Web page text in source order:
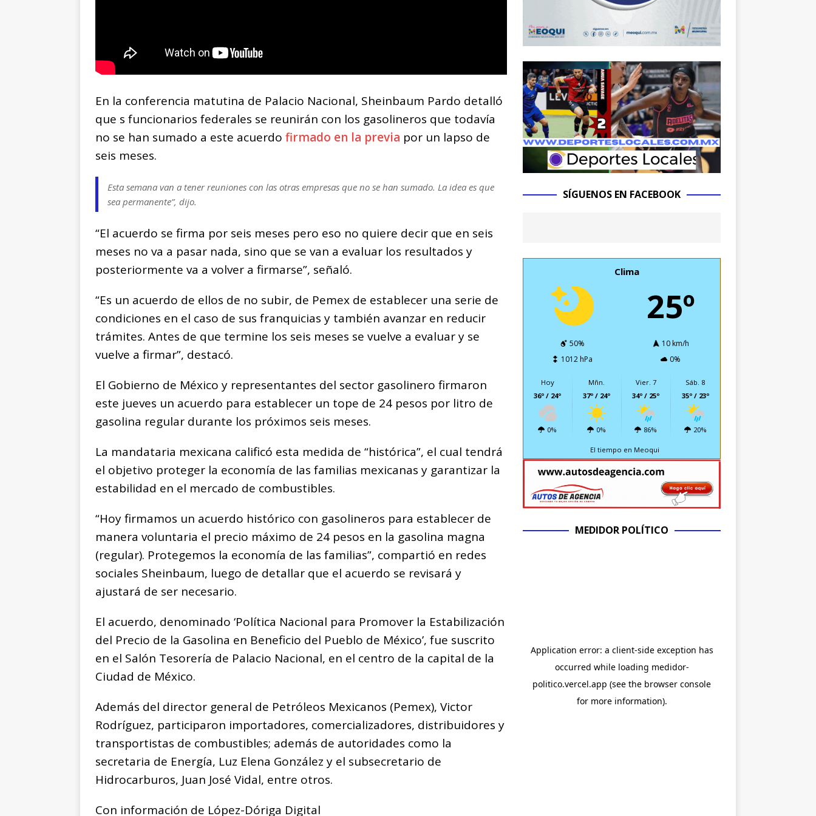
En la conferencia matutina de Palacio Nacional, Sheinbaum Pardo detalló
que s funcionarios federales se reunirán con los gasolineros que todavía
no se han sumado a este acuerdo firmado en la previa por un lapso de
seis meses.
Esta semana van a tener reuniones con las otras empresas que no se han sumado. La idea es que
sea permanente”, dijo.
“El acuerdo se firma por seis meses pero eso no quiere decir que en seis
meses no va a pasar nada, sino que se van a evaluar los resultados y
posteriormente va a volver a firmarse”, señaló.
“Es un acuerdo de ellos de no subir, de Pemex de establecer una serie de
condiciones en el caso de sus franquicias y también avanzar en reducir
trámites. Antes de que termine los seis meses se vuelve a evaluar y se
vuelve a firmar”, destacó.
El Gobierno de México y representantes del sector gasolinero firmaron
este jueves un acuerdo para establecer un tope de 24 pesos por litro de
gasolina regular durante los próximos seis meses.
La mandataria mexicana calificó esta medida de “histórica”, el cual tendrá
el objetivo proteger la economía de las familias mexicanas y garantizar la
estabilidad en el mercado de combustibles.
“Hoy firmamos un acuerdo histórico con gasolineros para establecer de
manera voluntaria el precio máximo de 24 pesos en la gasolina magna
(regular). Protegemos la economía de las familias”, compartió en redes
sociales Sheinbaum, luego de detallar que el acuerdo se revisará y
ajustará de ser necesario.
El acuerdo, denominado ‘Política Nacional para Promover la Estabilización
del Precio de la Gasolina en Beneficio del Pueblo de México’, fue suscrito
en el Salón Tesorería de Palacio Nacional, en el centro de la capital de la
Ciudad de México.
Además del director general de Petróleos Mexicanos (Pemex), Victor
Rodríguez, participaron importadores, comercializadores, distribuidores y
transportistas de combustibles; además de autoridades como la
secretaria de Energía, Luz Elena González y el subsecretario de
Hidrocarburos, Juan José Vidal, entre otros.
Con información de López-Dóriga Digital
SÍGUENOS EN FACEBOOK
Clima
25º
50%
10 km/h
1012 hPa
0%
Hoy
36º / 24º
0%
Mñn.
37º / 24º
0%
Vier. 7
34º / 25º
86%
Sáb. 8
35º / 23º
20%
El tiempo en Meoqui
MEDIDOR POLÍTICO